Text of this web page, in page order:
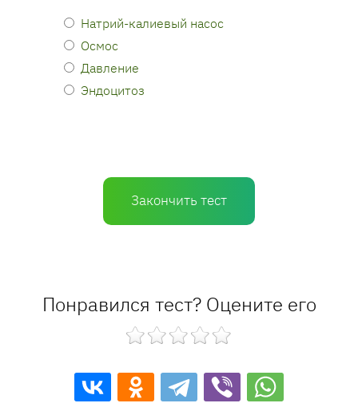
Натрий-калиевый насос
Осмос
Давление
Эндоцитоз
Закончить тест
Понравился тест? Оцените его